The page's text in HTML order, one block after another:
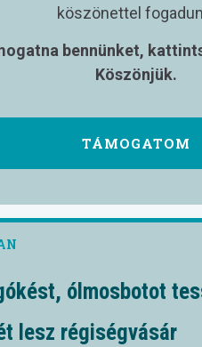
köszönettel
bennünket,
Köszönjük.
TÁMOGATOM
ólmosbotot
lesz régiségvásár